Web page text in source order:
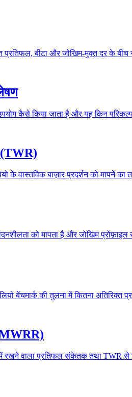
प्रतिफल, बीटा और जोखिम-मुक्त दर के
कैसे किया जाता है और यह किन
(TWR)
के वास्तविक बाज़ार प्रदर्शन को मापने का
को मापता है और जोखिम
बेंचमार्क की तुलना में कितना अतिरिक्त
रखने वाला प्रतिफल संकेतक तथा TWR से